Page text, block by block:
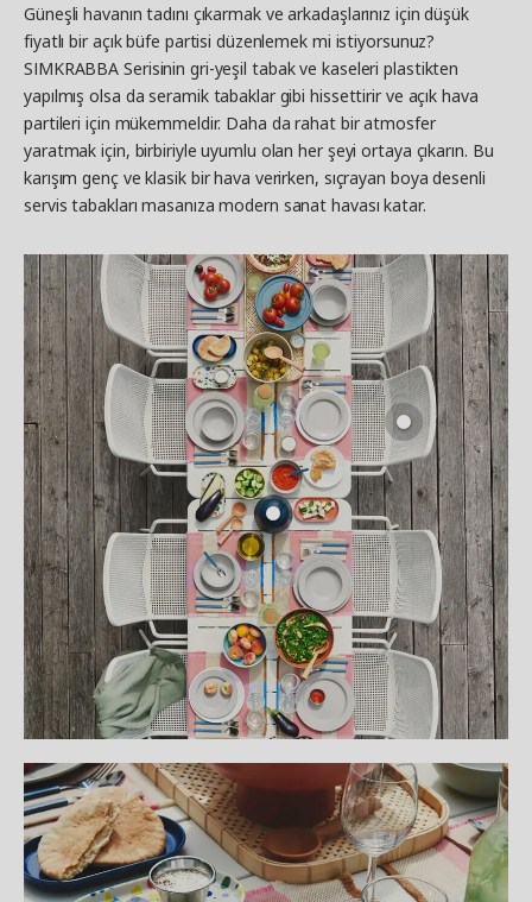
Güneşli havanın tadını çıkarmak ve arkadaşlarınız için düşük
fiyatlı bir açık büfe partisi düzenlemek mi istiyorsunuz?
SIMKRABBA Serisinin gri-yeşil tabak ve kaseleri plastikten
yapılmış olsa da seramik tabaklar gibi hissettirir ve açık hava
partileri için mükemmeldir. Daha da rahat bir atmosfer
yaratmak için, birbiriyle uyumlu olan her şeyi ortaya çıkarın. Bu
karışım genç ve klasik bir hava verirken, sıçrayan boya desenli
servis tabakları masanıza modern sanat havası katar.